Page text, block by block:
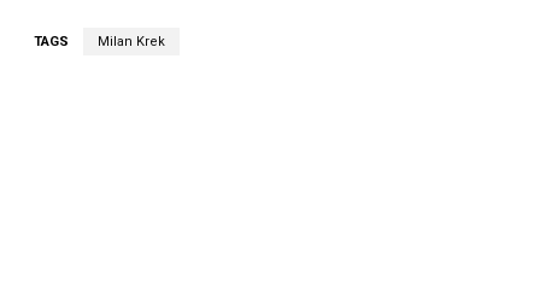
TAGS Milan Krek